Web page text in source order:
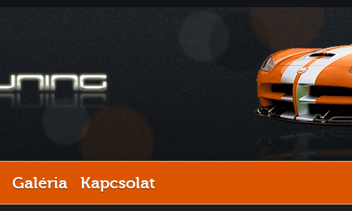
Galéria Kapcsolat